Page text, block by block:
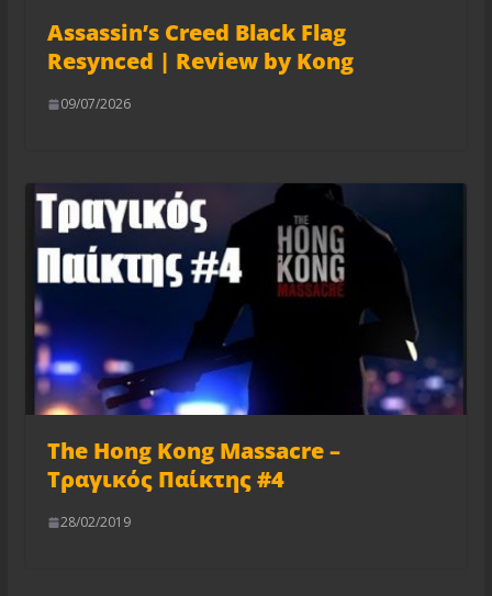
Assassin’s Creed Black Flag
Resynced | Review by Kong
09/07/2026
The Hong Kong Massacre –
Τραγικός Παίκτης #4
28/02/2019